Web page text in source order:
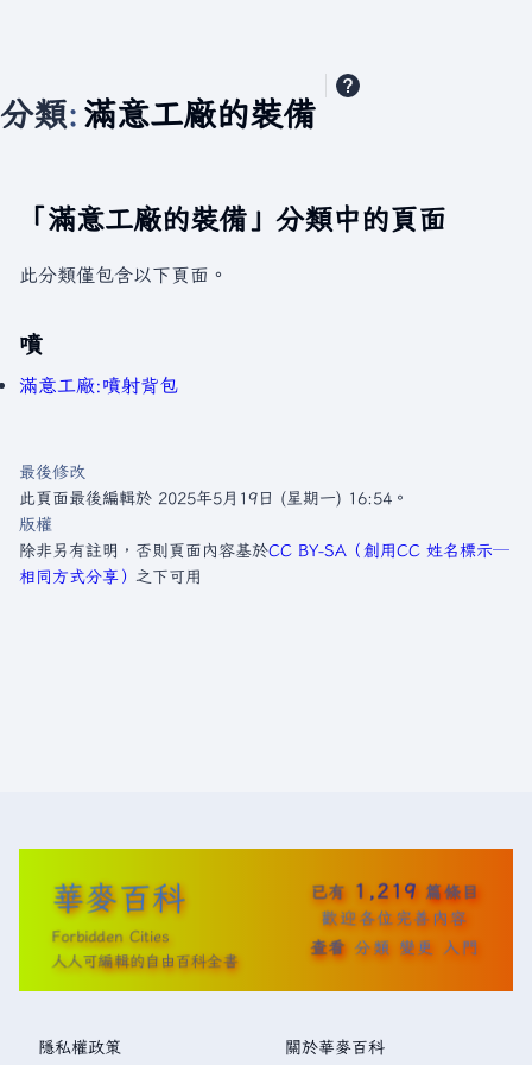
分類: 滿意工廠的裝備
「滿意工廠的裝備」分類中的頁面
此分類僅包含以下頁面。
噴
滿意工廠:噴射背包
最後修改
此頁面最後編輯於 2025年5月19日 (星期一) 16:54。
版權
除非另有註明，否則頁面內容基於CC BY-SA（創用CC 姓名標示─
相同方式分享） 之下可用
華麥百科
Forbidden Cities
人人可編輯的自由百科全書
已有 1,219 篇條目
歡迎各位完善內容
查看 分類 變更 入門
隱私權政策 關於華麥百科